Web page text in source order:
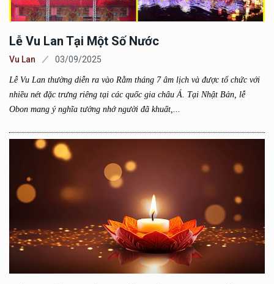
Lễ Vu Lan Tại Một Số Nước
Vu Lan 03/09/2025
Lễ Vu Lan thường diễn ra vào Rằm tháng 7 âm lịch và được tổ chức với
nhiều nét đặc trưng riêng tại các quốc gia châu Á. Tại Nhật Bản, lễ
Obon mang ý nghĩa tưởng nhớ người đã khuất,...